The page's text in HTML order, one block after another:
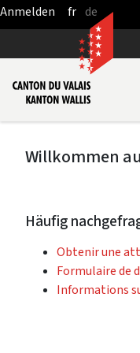
Zum Hauptinhalt
fr de
Willkommen
Häufig
Obtenir une
Formulaire de
Informations